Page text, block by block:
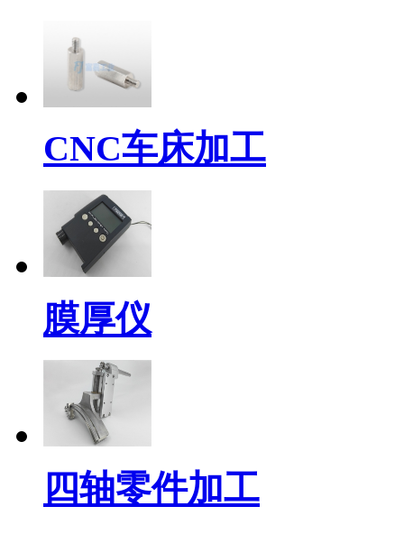
CNC车床加工
膜厚仪
四轴零件加工